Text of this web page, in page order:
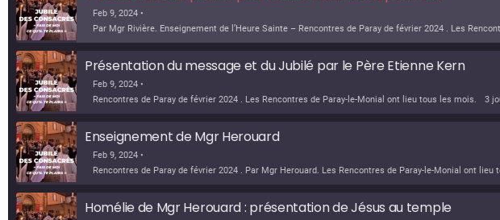
Feb 9, 2024 •
Présentation du message et du Jubilé par le Père Etienne Kern
Feb 9, 2024 •
Enseignement de Mgr Herouard
Feb 9, 2024 •
Homélie de Mgr Herouard : présentation de Jésus au temple